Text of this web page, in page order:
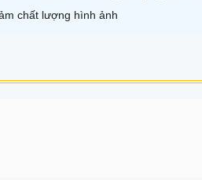
chất lượng hình ảnh